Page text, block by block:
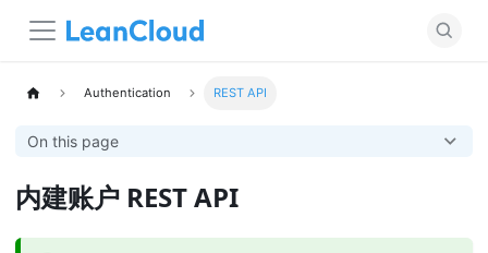
Authentication REST API
On this page
内建账户 REST API